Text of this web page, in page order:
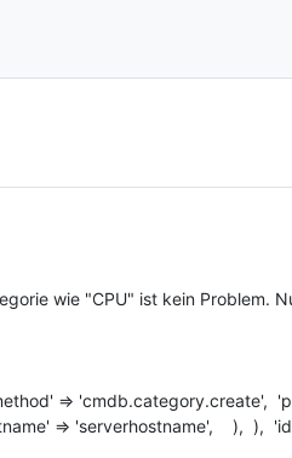
wie "CPU" ist kein Problem.
=> 'cmdb.category.create',
=> 'serverhostname', ), ), 'id'